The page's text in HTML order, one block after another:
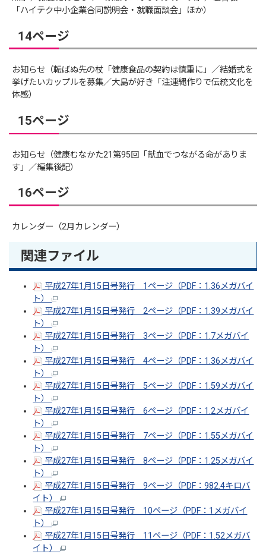
「ハイテク中小企業合同説明会・就職面談会」ほか）
14ページ
お知らせ（転ばぬ先の杖「健康食品の契約は慎重に」／結婚式を
挙げたいカップルを募集／大島が好き「注連縄作りで伝統文化を
体感）
15ページ
お知らせ（健康むなかた21第95回「献血でつながる命がありま
す」／編集後記）
16ページ
カレンダー（2月カレンダー）
関連ファイル
平成27年1月15日号発行 1ページ（PDF：1.36メガバイ
ト）
平成27年1月15日号発行 2ページ（PDF：1.39メガバイ
ト）
平成27年1月15日号発行 3ページ（PDF：1.7メガバイ
ト）
平成27年1月15日号発行 4ページ（PDF：1.36メガバイ
ト）
平成27年1月15日号発行 5ページ（PDF：1.59メガバイ
ト）
平成27年1月15日号発行 6ページ（PDF：1.2メガバイ
ト）
平成27年1月15日号発行 7ページ（PDF：1.55メガバイ
ト）
平成27年1月15日号発行 8ページ（PDF：1.25メガバイ
ト）
平成27年1月15日号発行 9ページ（PDF：982.4キロバ
イト）
平成27年1月15日号発行 10ページ（PDF：1メガバイ
ト）
平成27年1月15日号発行 11ページ（PDF：1.52メガバ
イト）